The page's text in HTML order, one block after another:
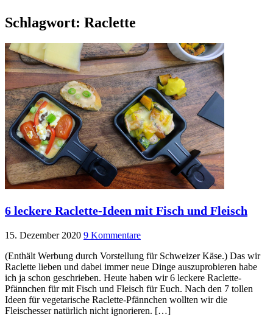
Schlagwort: Raclette
6 leckere Raclette-Ideen mit Fisch und Fleisch
15. Dezember 2020 9 Kommentare
(Enthält Werbung durch Vorstellung für Schweizer Käse.) Das wir
Raclette lieben und dabei immer neue Dinge auszuprobieren habe
ich ja schon geschrieben. Heute haben wir 6 leckere Raclette-
Pfännchen für mit Fisch und Fleisch für Euch. Nach den 7 tollen
Ideen für vegetarische Raclette-Pfännchen wollten wir die
Fleischesser natürlich nicht ignorieren. […]